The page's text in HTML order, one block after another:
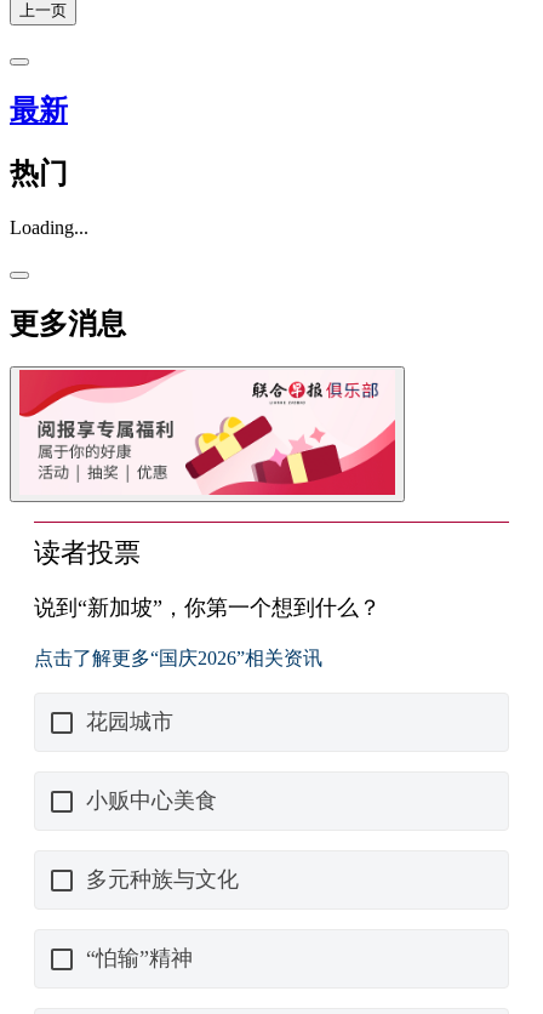
上一页
最新
热门
Loading...
更多消息